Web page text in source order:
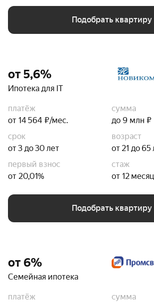
Подобрать квартиру
от 5,6%
Ипотека для IT
платёж
от 14 564 ₽/мес.
сумма
до 9 млн ₽
срок
от 3 до 30 лет
возраст
от 21 до 65
первый взнос
от 20,01%
стаж
от 12
Подобрать квартиру
от 6%
Семейная ипотека
платёж
сумма